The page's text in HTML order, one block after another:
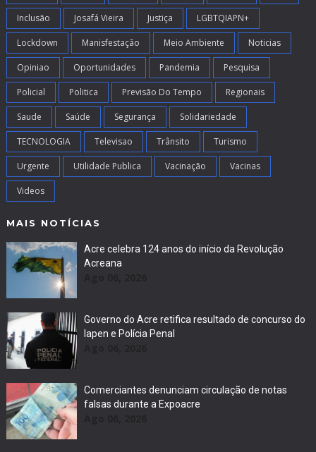
Inclusão Josafá Vieira Justiça LGBTQIAPN+
Lockdown Manisfestação Meio Ambiente Noticias
Opiniao Oportunidades Pandemia Pesquisa
Policial Politica Previsão Do Tempo Regionais
Saude Saúde Segurança Solidariedade
TECNOLOGIA Televisao Trânsito Turismo
Urgente Utilidade Publica Vacinação Vacinas
Videos
MAIS NOTÍCIAS
Acre celebra 124 anos do início da Revolução
Acreana
Governo do Acre retifica resultado de concurso do
Iapen e Polícia Penal
Comerciantes denunciam circulação de notas
falsas durante a Expoacre